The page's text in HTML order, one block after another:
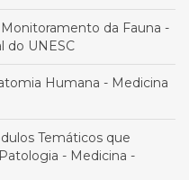
da Fauna -
do UNESC
Humana - Medicina
Temáticos que
- Medicina -